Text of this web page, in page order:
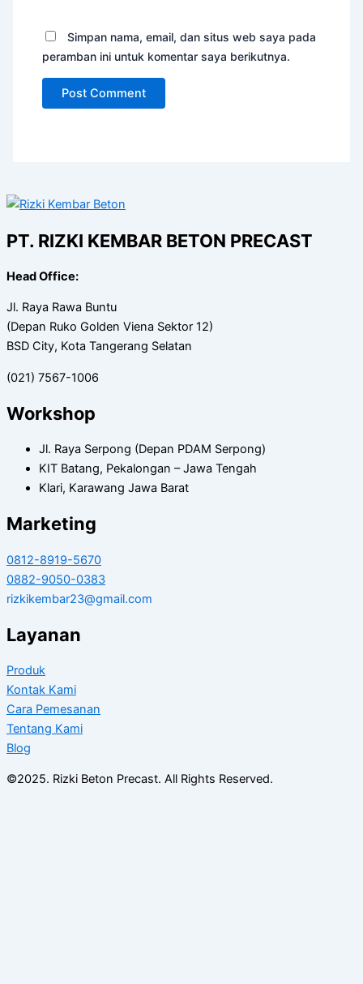
Simpan nama, email, dan situs web saya pada
peramban ini untuk komentar saya berikutnya.
PT. RIZKI KEMBAR BETON PRECAST
Head Office:
Jl. Raya Rawa Buntu
(Depan Ruko Golden Viena Sektor 12)
BSD City, Kota Tangerang Selatan
(021) 7567-1006
Workshop
Jl. Raya Serpong (Depan PDAM Serpong)
KIT Batang, Pekalongan – Jawa Tengah
Klari, Karawang Jawa Barat
Marketing
0812-8919-5670
0882-9050-0383
rizkikembar23@gmail.com
Layanan
Produk
Kontak Kami
Cara Pemesanan
Tentang Kami
Blog
©2025. Rizki Beton Precast. All Rights Reserved.